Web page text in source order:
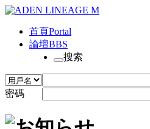
首頁Portal
論壇BBS
搜索
密碼